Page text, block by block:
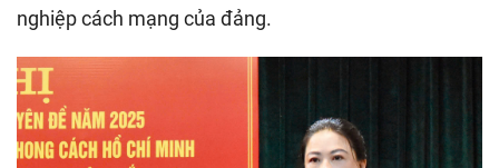
nghiệp cách mạng của đảng.